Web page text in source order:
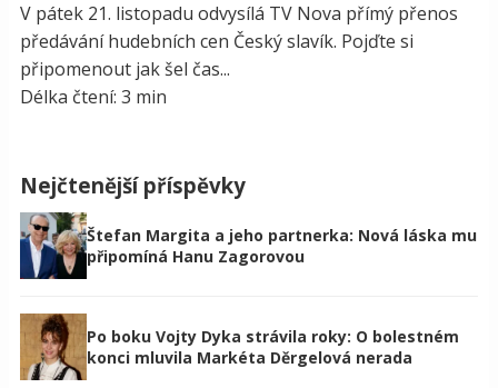
V pátek 21. listopadu odvysílá TV Nova přímý přenos
předávání hudebních cen Český slavík. Pojďte si
připomenout jak šel čas...
Délka čtení: 3 min
Nejčtenější příspěvky
Štefan Margita a jeho partnerka: Nová láska mu
připomíná Hanu Zagorovou
Po boku Vojty Dyka strávila roky: O bolestném
konci mluvila Markéta Děrgelová nerada